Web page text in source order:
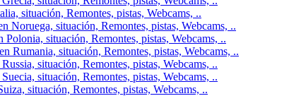
situación, Remontes, pistas, Webcams, ..
Noruega, situación, Remontes, pistas, Webcams, ..
situación, Remontes, pistas, Webcams, ..
Rumania, situación, Remontes, pistas, Webcams, ..
situación, Remontes, pistas, Webcams, ..
situación, Remontes, pistas, Webcams, ..
situación, Remontes, pistas, Webcams, ..